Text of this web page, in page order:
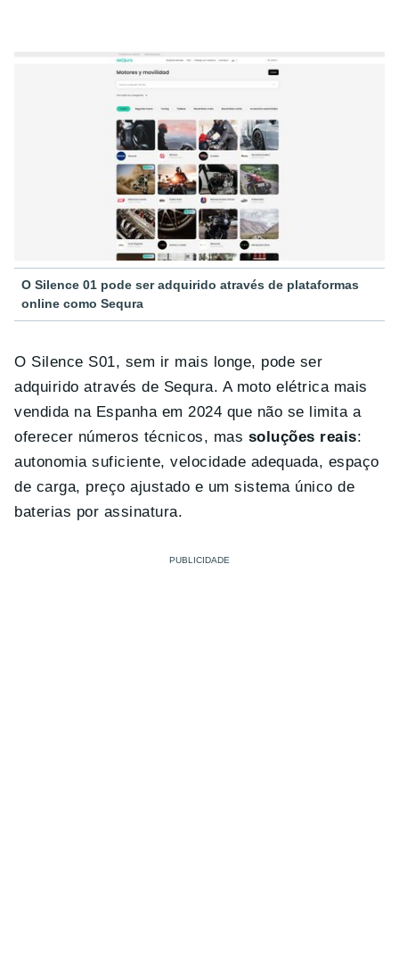
O Silence 01 pode ser adquirido através de plataformas
online como Sequra
O Silence S01, sem ir mais longe, pode ser
adquirido através de Sequra. A moto elétrica mais
vendida na Espanha em 2024 que não se limita a
oferecer números técnicos, mas soluções reais:
autonomia suficiente, velocidade adequada, espaço
de carga, preço ajustado e um sistema único de
baterias por assinatura.